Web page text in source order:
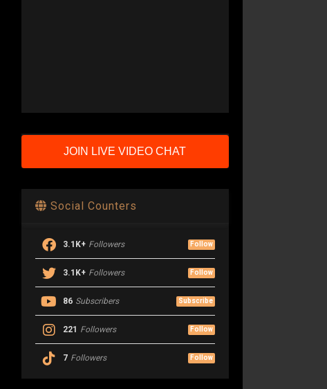
JOIN LIVE VIDEO CHAT
Social Counters
3.1K+ Followers Follow
3.1K+ Followers Follow
86 Subscribers Subscribe
221 Followers Follow
7 Followers Follow